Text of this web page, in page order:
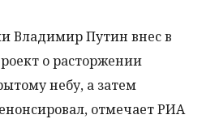
Владимир Путин внес в
о расторжении
небу, а затем
отмечает РИА